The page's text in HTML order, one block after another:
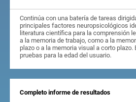
Continúa con una batería de tareas
principales factores neuropsicológicos
literatura científica para la comprensión
a la memoria de trabajo, como a la
plazo o a la memoria visual a corto plazo.
pruebas para la edad del usuario.
Completo informe de resultados